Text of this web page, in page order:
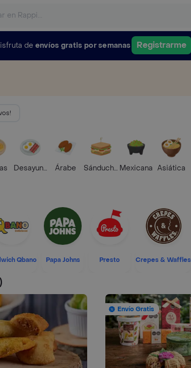
de envíos gratis por semanas Registrarme
Desayunos Árabe SánduchesMexicana Asiática
Qbano Papa Johns Presto Crepes & Waffles
Envío Gratis